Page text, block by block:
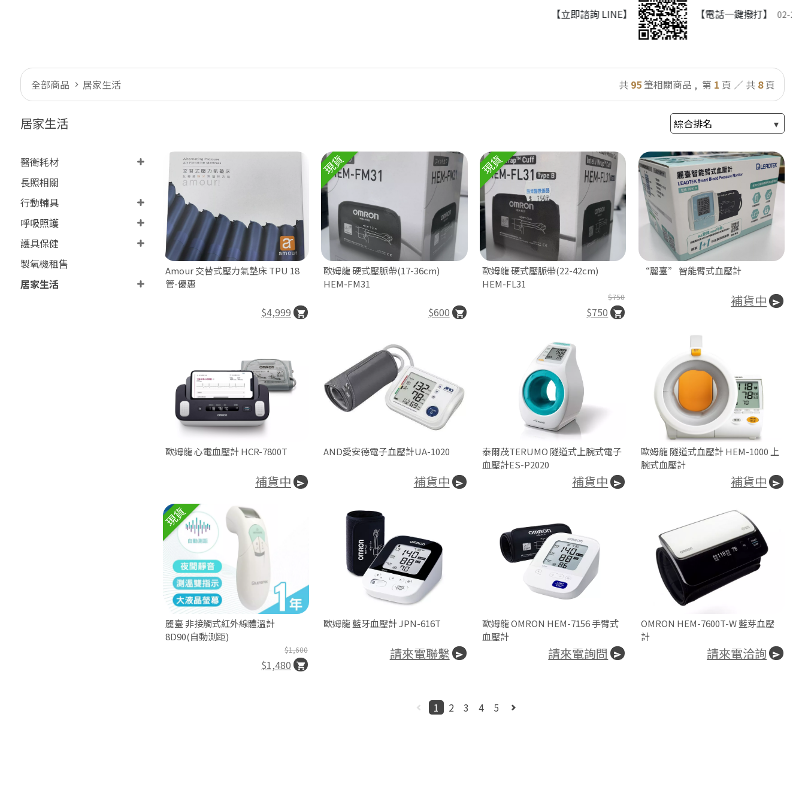
【立即諮詢 LINE】 【電話一鍵撥打】 02-2568-2478
全部商品 居家生活 共 95筆相關商品 , 第 1 頁 ／ 共 8頁
居家生活
醫衛耗材
長照相關
行動輔具
呼吸照護
護具保健
製氧機租售
居家生活
Amour 交替式壓力氣墊床 TPU 18
管-優惠
$4,999
現貨
歐姆龍 硬式壓脈帶(17-36cm)
HEM-FM31
$600
現貨
歐姆龍 硬式壓脈帶(22-42cm)
HEM-FL31
$750
$750
“麗臺” 智能臂式血壓計
補貨中
歐姆龍 心電血壓計 HCR-7800T
補貨中
AND愛安德電子血壓計UA-1020
補貨中
泰爾茂TERUMO 隧道式上腕式電子
血壓計ES-P2020
補貨中
歐姆龍 隧道式血壓計 HEM-1000 上
腕式血壓計
補貨中
現貨
麗臺 非接觸式紅外線體溫計
8D90(自動測距)
$1,600
$1,480
歐姆龍 藍牙血壓計 JPN-616T
請來電聯繫
歐姆龍 OMRON HEM-7156 手臂式
血壓計
請來電詢問
OMRON HEM-7600T-W 藍芽血壓
計
請來電洽詢
1 2 3 4 5